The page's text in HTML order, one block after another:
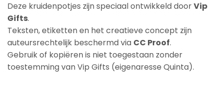
Deze kruidenpotjes zijn speciaal ontwikkeld doorVip
Gifts.
Teksten, etiketten en het creatieve concept zijn
auteursrechtelijk beschermd via CC Proof.
Gebruik of kopiëren is niet toegestaan zonder
toestemming van Vip Gifts (eigenaresse Quinta).